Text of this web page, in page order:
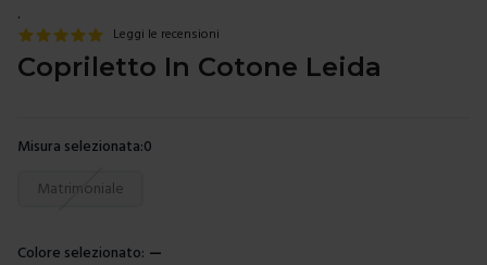
.
Leggi le recensioni
Copriletto In Cotone Leida
Misura selezionata:0
Scegli una misura
Matrimoniale
Colore selezionato: —